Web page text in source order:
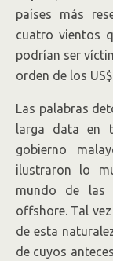
países más
cuatro vientos
podrían ser
orden de los
Las palabras
larga data en
gobierno
ilustraron lo
mundo de las
offshore. Tal
de esta
de cuyos